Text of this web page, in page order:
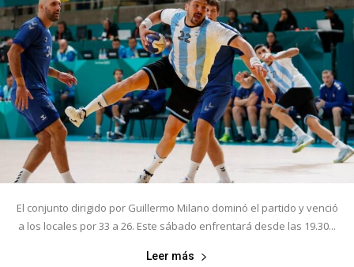
El conjunto dirigido por Guillermo Milano dominó el partido y venció
a los locales por 33 a 26. Este sábado enfrentará desde las 19.30...
Leer más